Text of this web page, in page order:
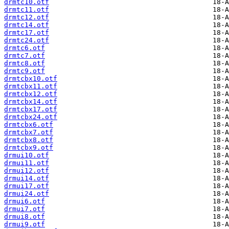
drmtc10.otf
drmtc11.otf
drmtc12.otf
drmtc14.otf
drmtc17.otf
drmtc24.otf
drmtc6.otf
drmtc7.otf
drmtc8.otf
drmtc9.otf
drmtcbx10.otf
drmtcbx11.otf
drmtcbx12.otf
drmtcbx14.otf
drmtcbx17.otf
drmtcbx24.otf
drmtcbx6.otf
drmtcbx7.otf
drmtcbx8.otf
drmtcbx9.otf
drmui10.otf
drmui11.otf
drmui12.otf
drmui14.otf
drmui17.otf
drmui24.otf
drmui6.otf
drmui7.otf
drmui8.otf
drmui9.otf